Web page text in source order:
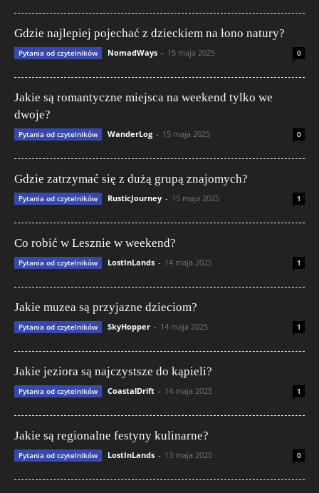
Gdzie najlepiej pojechać z dzieckiem na łono natury?
Pytania od czytelników NomadWays - 15 maja 2025 0
Jakie są romantyczne miejsca na weekend tylko we
dwoje?
Pytania od czytelników WanderLog - 15 maja 2025 0
Gdzie zatrzymać się z dużą grupą znajomych?
Pytania od czytelników RusticJourney - 15 maja 2025 1
Co robić w Lesznie w weekend?
Pytania od czytelników LostInLands - 14 maja 2025 1
Jakie muzea są przyjazne dzieciom?
Pytania od czytelników SkyHopper - 14 maja 2025 1
Jakie jeziora są najczystsze do kąpieli?
Pytania od czytelników CoastalDrift - 14 maja 2025 1
Jakie są regionalne festyny kulinarne?
Pytania od czytelników LostInLands - 13 maja 2025 0